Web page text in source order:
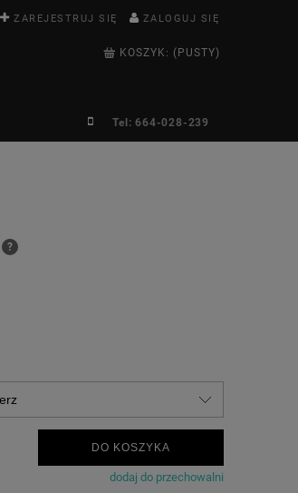
ZAREJESTRUJ SIĘ ZALOGUJ SIĘ
KOSZYK: (PUSTY)
Tel: 664-028-239
?
DO KOSZYKA
dodaj do przechowalni